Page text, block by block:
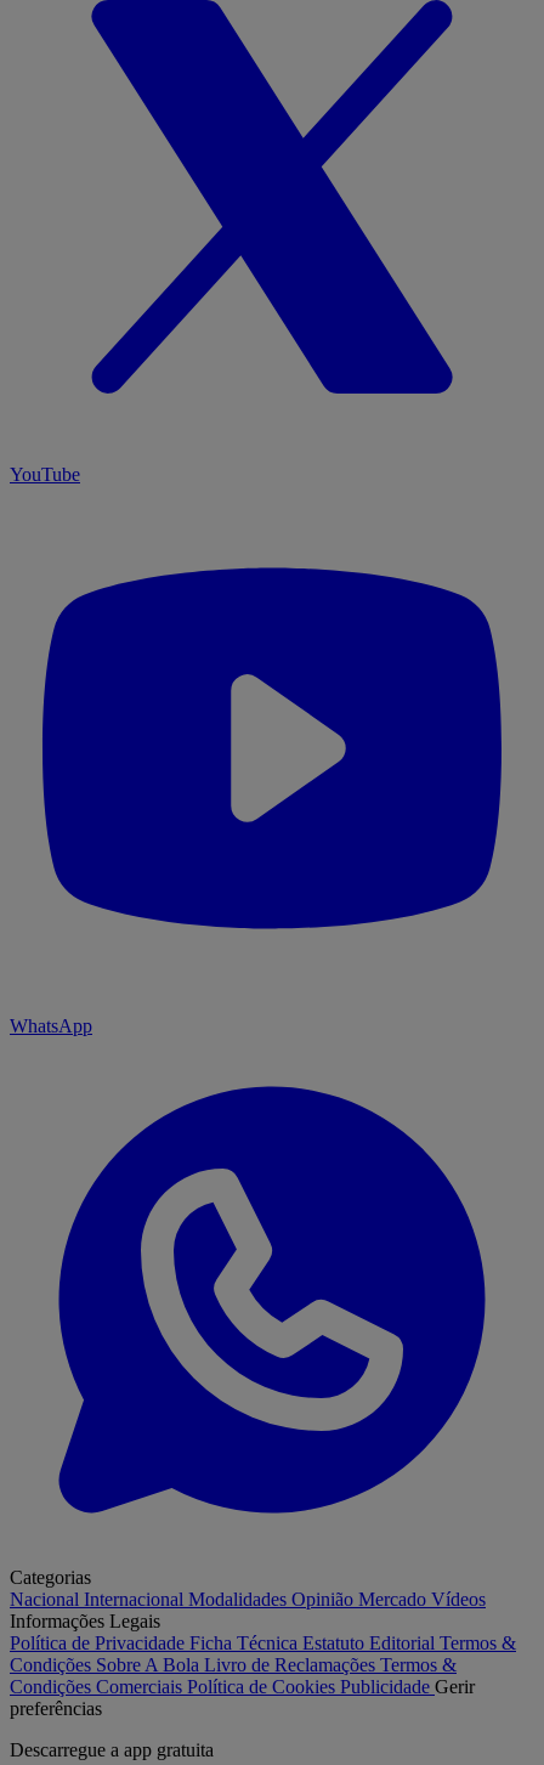
YouTube
WhatsApp
Categorias
Nacional Internacional Modalidades Opinião Mercado Vídeos
Informações Legais
Política de Privacidade Ficha Técnica Estatuto Editorial Termos &
Condições Sobre A Bola Livro de Reclamações Termos &
Condições Comerciais Política de Cookies Publicidade Gerir
preferências
Descarregue a app gratuita